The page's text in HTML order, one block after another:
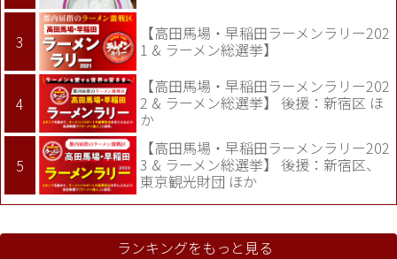
【高田馬場・早稲田ラーメンラリー202
1 & ラーメン総選挙】
【高田馬場・早稲田ラーメンラリー202
2 & ラーメン総選挙】 後援：新宿区 ほ
か
【高田馬場・早稲田ラーメンラリー202
3 & ラーメン総選挙】 後援：新宿区、
東京観光財団 ほか
ランキングをもっと見る